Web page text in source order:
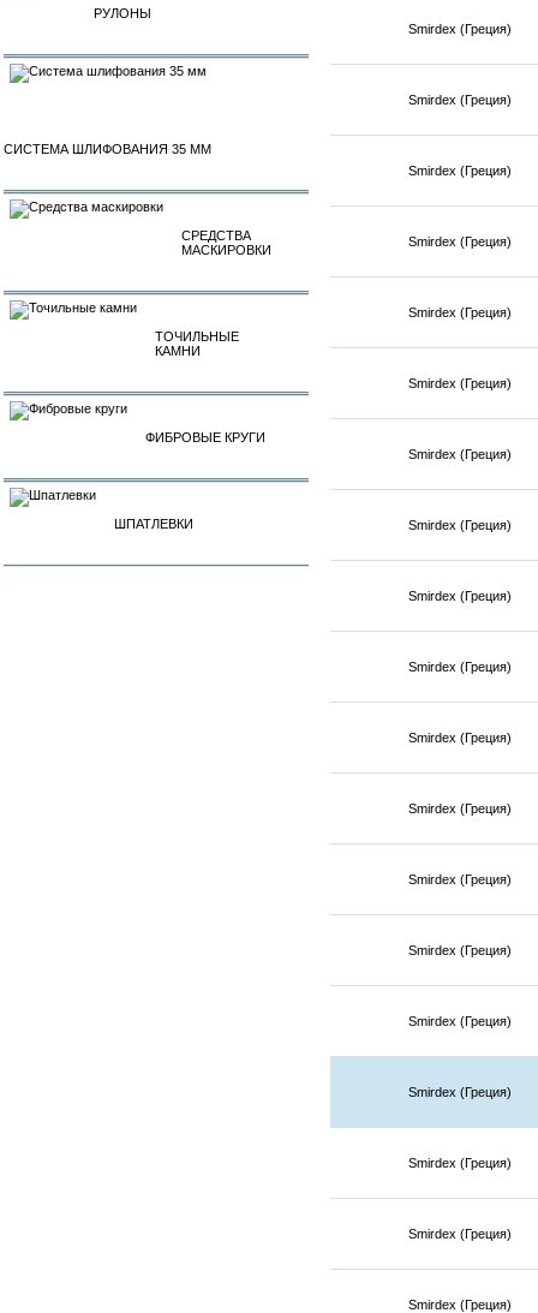
РУЛОНЫ
СИСТЕМА ШЛИФОВАНИЯ 35 ММ
СРЕДСТВА
МАСКИРОВКИ
ТОЧИЛЬНЫЕ
КАМНИ
ФИБРОВЫЕ КРУГИ
ШПАТЛЕВКИ
Smirdex (Греция)
Smirdex (Греция)
Smirdex (Греция)
Smirdex (Греция)
Smirdex (Греция)
Smirdex (Греция)
Smirdex (Греция)
Smirdex (Греция)
Smirdex (Греция)
Smirdex (Греция)
Smirdex (Греция)
Smirdex (Греция)
Smirdex (Греция)
Smirdex (Греция)
Smirdex (Греция)
Smirdex (Греция)
Smirdex (Греция)
Smirdex (Греция)
Smirdex (Греция)